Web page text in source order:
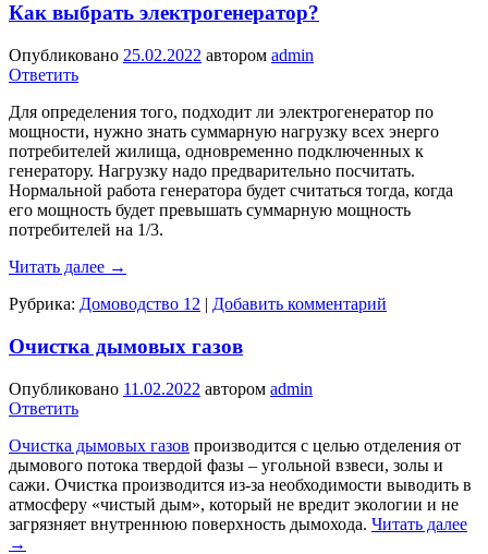
Как выбрать электрогенератор?
Опубликовано 25.02.2022 автором admin
Ответить
Для определения того, подходит ли электрогенератор по
мощности, нужно знать суммарную нагрузку всех энерго
потребителей жилища, одновременно подключенных к
генератору. Нагрузку надо предварительно посчитать.
Нормальной работа генератора будет считаться тогда, когда
его мощность будет превышать суммарную мощность
потребителей на 1/3.
Читать далее →
Рубрика: Домоводство 12 | Добавить комментарий
Очистка дымовых газов
Опубликовано 11.02.2022 автором admin
Ответить
Очистка дымовых газов производится с целью отделения от
дымового потока твердой фазы – угольной взвеси, золы и
сажи. Очистка производится из-за необходимости выводить в
атмосферу «чистый дым», который не вредит экологии и не
загрязняет внутреннюю поверхность дымохода. Читать далее
→